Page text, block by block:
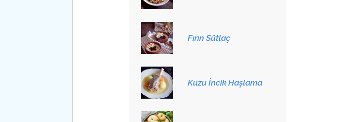
Fırın Sütlaç
Kuzu İncik Haşlama